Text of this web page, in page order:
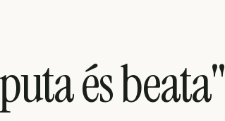
és beata"